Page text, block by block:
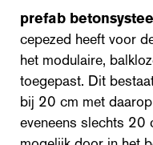
prefab
cepezed heeft voor
het modulaire,
toegepast. Dit
bij 20 cm met
eveneens slechts 20